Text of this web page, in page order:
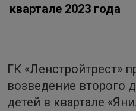
квартале 2023 года
ГК «Ленстройтрест»
возведение второго
детей в квартале